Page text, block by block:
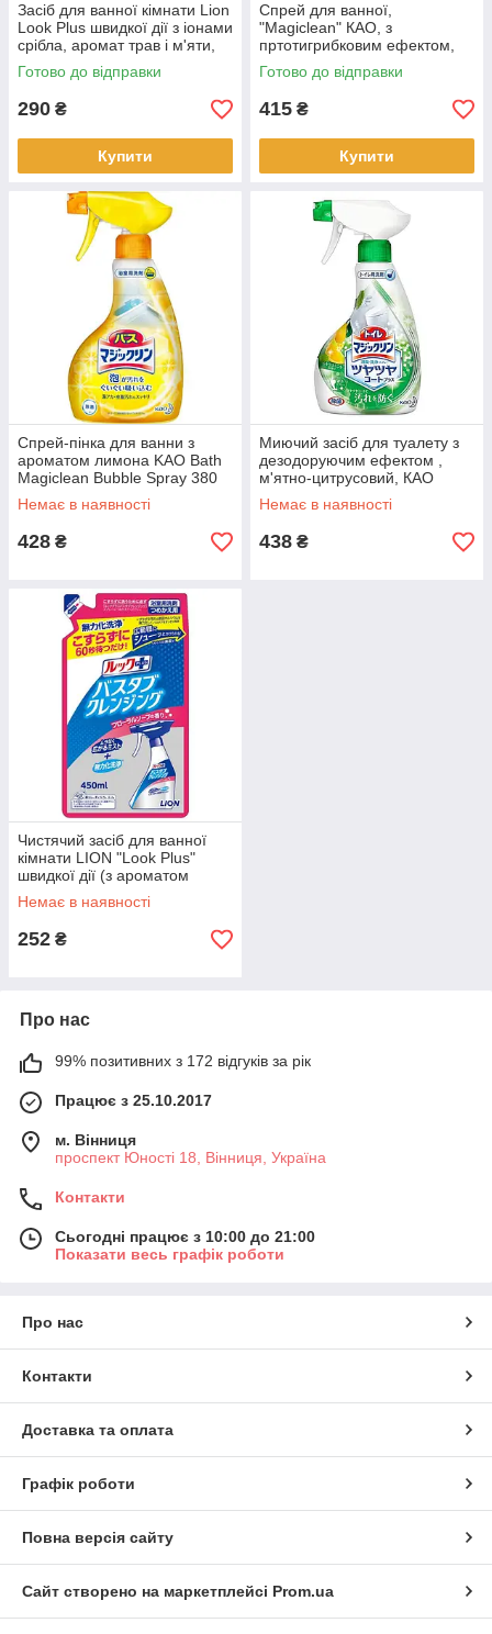
Засіб для ванної кімнати Lion
Look Plus швидкої дії з іонами
срібла, аромат трав і м'яти,
450 мл
Готово до відправки
290 ₴
Купити
Спрей для ванної,
"Magiclean" КАО, з
пртотигрибковим ефектом,
350 мл (426529)
Готово до відправки
415 ₴
Купити
Спрей-пінка для ванни з
ароматом лимона KAO Bath
Magiclean Bubble Spray 380
мл (310224)
Немає в наявності
428 ₴
Миючий засіб для туалету з
дезодоруючим ефектом ,
м'ятно-цитрусовий, КАО
"Magiclean Toilet" (335487)
Немає в наявності
438 ₴
Чистячий засіб для ванної
кімнати LION "Look Plus"
швидкої дії (з ароматом
мила) 450 мл (256434)
Немає в наявності
252 ₴
Про нас
99% позитивних з 172 відгуків за рік
Працює з 25.10.2017
м. Вінниця
проспект Юності 18, Вінниця, Україна
Контакти
Сьогодні працює з 10:00 до 21:00
Показати весь графік роботи
Про нас
Контакти
Доставка та оплата
Графік роботи
Повна версія сайту
Сайт створено на маркетплейсі Prom.ua